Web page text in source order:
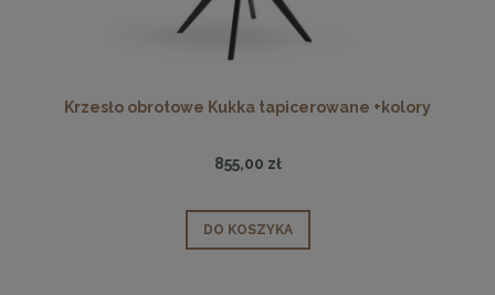
Krzesło obrotowe Kukka tapicerowane +kolory
855,00 zł
DO KOSZYKA